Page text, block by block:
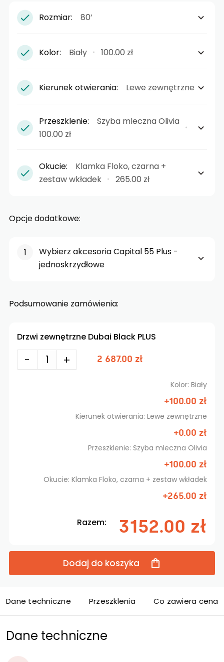
Rozmiar: 80’
Kolor: Biały 100.00 zł
Kierunek otwierania: Lewe zewnętrzne
Przeszklenie:
Szyba mleczna Olivia
100.00 zł
Okucie:
Klamka Floko, czarna +
zestaw wkładek
265.00 zł
Opcje dodatkowe:
Wybierz akcesoria Capital 55 Plus -
jednoskrzydłowe
Podsumowanie zamówienia:
Drzwi zewnętrzne Dubai Black PLUS
- + 2 687.00 zł
Kolor: Biały
+100.00 zł
Kierunek otwierania: Lewe zewnętrzne
+0.00 zł
Przeszklenie: Szyba mleczna Olivia
+100.00 zł
Okucie: Klamka Floko, czarna + zestaw wkładek
+265.00 zł
Razem: 3152.00 zł
Dodaj do koszyka
Dane techniczne Przeszklenia Co zawiera cena
Dane techniczne